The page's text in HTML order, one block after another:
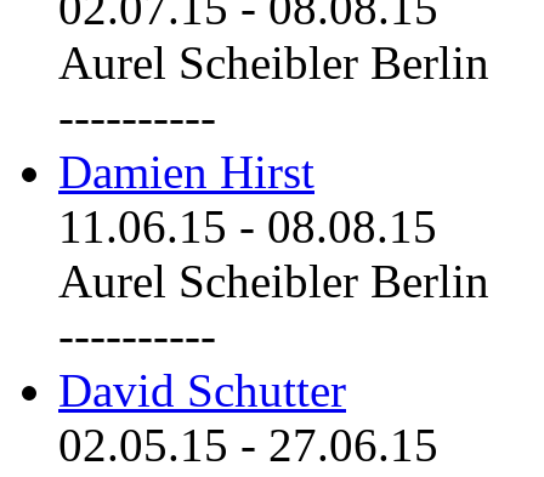
Aurel Scheibler Berlin
----------
Damien Hirst
11.06.15 - 08.08.15
Aurel Scheibler Berlin
----------
David Schutter
02.05.15 - 27.06.15